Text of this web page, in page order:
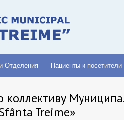
Отделения Пациенты и посетители
коллективу
Treime»